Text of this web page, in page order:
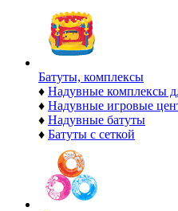
Батуты, комплексы
♦ Надувные комплексы
♦ Надувные игровые
♦ Надувные батуты
♦ Батуты с сеткой